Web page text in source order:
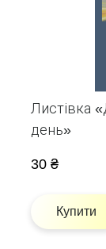
Листівка
день»
30 ₴
Купити